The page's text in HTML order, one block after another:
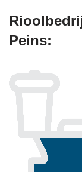
Peins: